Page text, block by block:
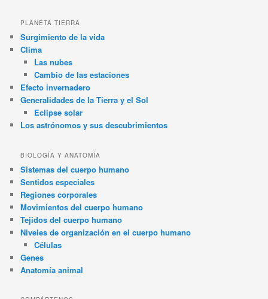
PLANETA TIERRA
Surgimiento de la vida
Clima
Las nubes
Cambio de las estaciones
Efecto invernadero
Generalidades de la Tierra y el Sol
Eclipse solar
Los astrónomos y sus descubrimientos
BIOLOGÍA Y ANATOMÍA
Sistemas del cuerpo humano
Sentidos especiales
Regiones corporales
Movimientos del cuerpo humano
Tejidos del cuerpo humano
Niveles de organización en el cuerpo humano
Células
Genes
Anatomía animal